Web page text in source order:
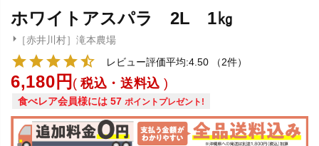
ホワイトアスパラ 2L 1㎏
［赤井川村］滝本農場
レビュー評価平均:4.50
（2件）
6,180 税込・送料込
食べレア会員様には 57 ポイントプレゼント!